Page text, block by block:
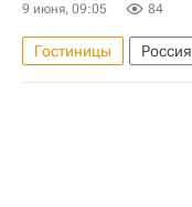
9 июня, 09:05 84
Гостиницы
Россия